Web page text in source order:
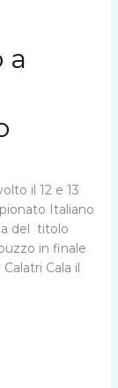
a
il 12 e 13
Italiano
del titolo
in finale
Cala il